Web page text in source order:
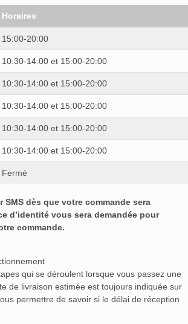
Horaires
15:00-20:00
10:30-14:00 et 15:00-20:00
10:30-14:00 et 15:00-20:00
10:30-14:00 et 15:00-20:00
10:30-14:00 et 15:00-20:00
10:30-14:00 et 15:00-20:00
Fermé
SMS dès que votre commande sera
d’identité vous sera demandée pour
commande.
qui se déroulent lorsque vous passez une
de livraison estimée est toujours indiquée sur
permettre de savoir si le délai de réception